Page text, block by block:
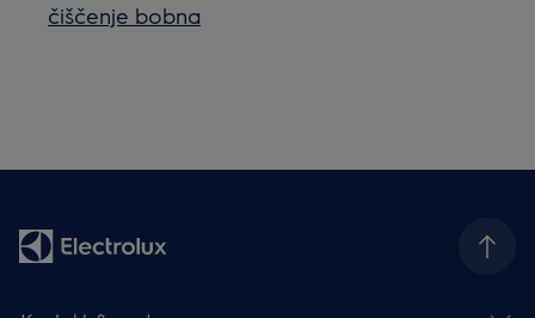
čiščenje bobna